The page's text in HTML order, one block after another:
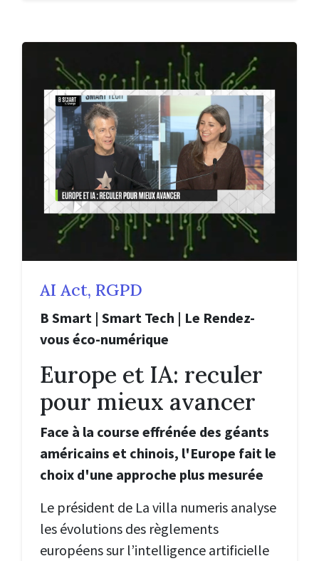
AI Act, RGPD
B Smart | Smart Tech | Le Rendez-
vous éco-numérique
Europe et IA: reculer
pour mieux avancer
Face à la course effrénée des géants
américains et chinois, l'Europe fait le
choix d'une approche plus mesurée
Le président de La villa numeris analyse
les évolutions des règlements
européens sur l’intelligence artificielle